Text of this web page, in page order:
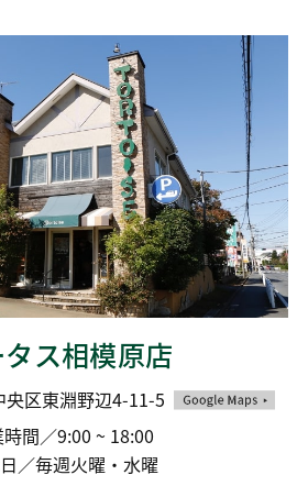
タス相模原店
区東淵野辺4-11-5
間／9:00 ~ 18:00
／毎週火曜・水曜